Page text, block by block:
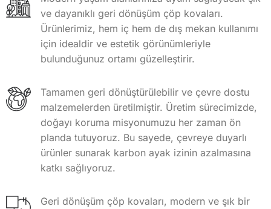
ve dayanıklı geri dönüşüm çöp kovaları.
Ürünlerimiz, hem iç hem de dış mekan kullanımı
için idealdir ve estetik görünümleriyle
bulunduğunuz ortamı güzelleştirir.
Tamamen geri dönüştürülebilir ve çevre dostu
malzemelerden üretilmiştir. Üretim sürecimizde,
doğayı koruma misyonumuzu her zaman ön
planda tutuyoruz. Bu sayede, çevreye duyarlı
ürünler sunarak karbon ayak izinin azalmasına
katkı sağlıyoruz.
Geri dönüşüm çöp kovaları, modern ve şık bir